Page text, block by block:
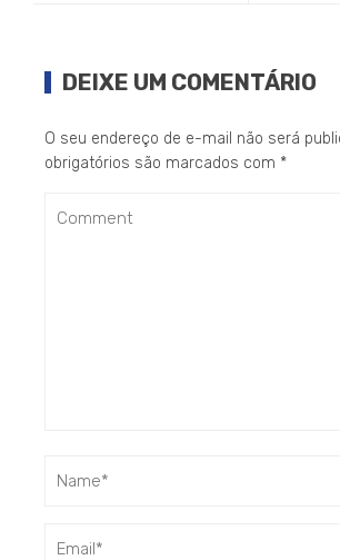
DEIXE UM COMENTÁRIO
O seu endereço de e-mail não será
obrigatórios são marcados com *